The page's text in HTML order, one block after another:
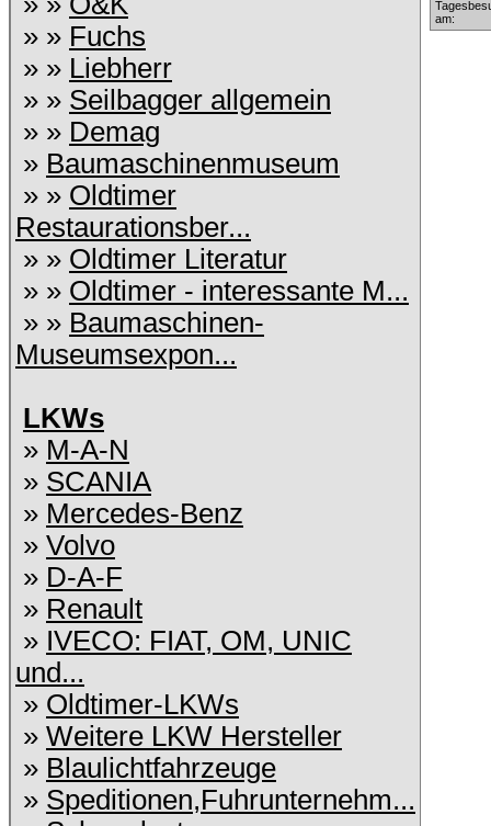
» » Fuchs
» » Liebherr
» » Seilbagger allgemein
» » Demag
» Baumaschinenmuseum
» » Oldtimer
Restaurationsber...
» » Oldtimer Literatur
» » Oldtimer - interessante M...
» » Baumaschinen-
Museumsexpon...
LKWs
» M-A-N
» SCANIA
» Mercedes-Benz
» Volvo
» D-A-F
» Renault
» IVECO: FIAT, OM, UNIC
und...
» Oldtimer-LKWs
» Weitere LKW Hersteller
» Blaulichtfahrzeuge
» Speditionen,Fuhrunternehm...
am: